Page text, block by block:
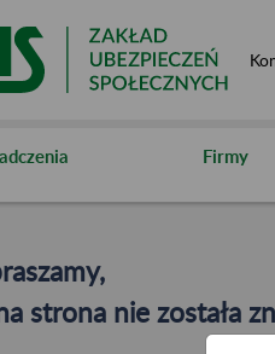
Firmy
strona nie została